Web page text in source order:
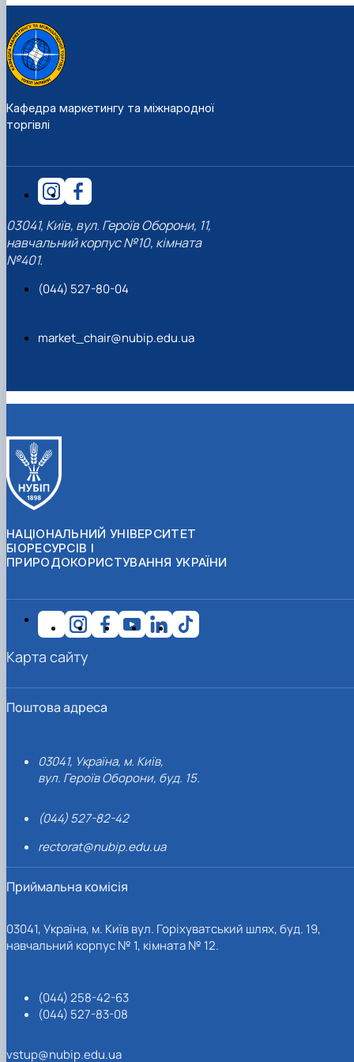
Кафедра маркетингу та міжнародної
торгівлі
03041, Київ, вул. Героїв Оборони, 11,
навчальний корпус №10, кімната
№401.
(044) 527-80-04
market_chair@nubip.edu.ua
НАЦІОНАЛЬНИЙ УНІВЕРСИТЕТ
БІОРЕСУРСІВ І
ПРИРОДОКОРИСТУВАННЯ УКРАЇНИ
Поштова адреса
03041, Україна, м. Київ,
вул. Героїв Оборони, буд. 15.
(044) 527-82-42
rectorat@nubip.edu.ua
Приймальна комісія
03041, Україна, м. Київ вул. Горіхуватський шлях, буд. 19,
навчальний корпус № 1, кімната № 12.
(044) 258-42-63
(044) 527-83-08
vstup@nubip.edu.ua
Карта сайту